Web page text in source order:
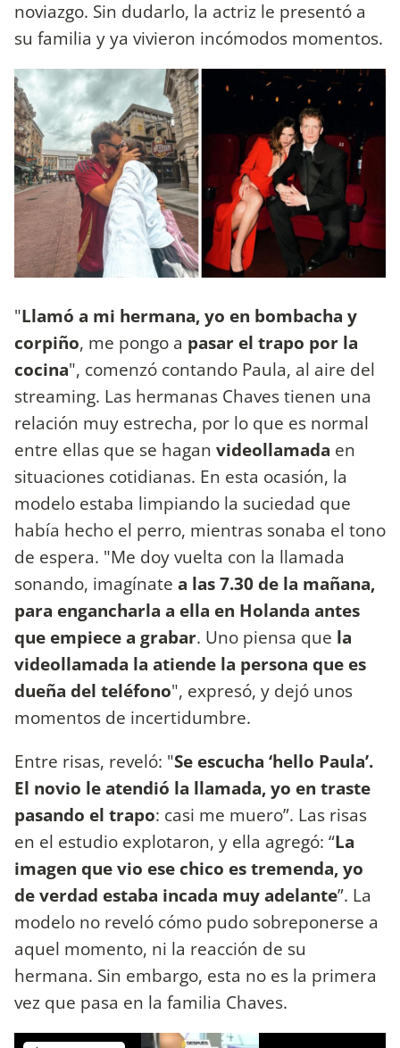
noviazgo. Sin dudarlo, la actriz le presentó a
su familia y ya vivieron incómodos momentos.
"Llamó a mi hermana, yo en bombacha y
corpiño, me pongo a pasar el trapo por la
cocina", comenzó contando Paula, al aire del
streaming. Las hermanas Chaves tienen una
relación muy estrecha, por lo que es normal
entre ellas que se hagan videollamada en
situaciones cotidianas. En esta ocasión, la
modelo estaba limpiando la suciedad que
había hecho el perro, mientras sonaba el tono
de espera. "Me doy vuelta con la llamada
sonando, imagínate a las 7.30 de la mañana,
para engancharla a ella en Holanda antes
que empiece a grabar. Uno piensa que la
videollamada la atiende la persona que es
dueña del teléfono", expresó, y dejó unos
momentos de incertidumbre.
Entre risas, reveló: "Se escucha ‘hello Paula’.
El novio le atendió la llamada, yo en traste
pasando el trapo: casi me muero”. Las risas
en el estudio explotaron, y ella agregó: “La
imagen que vio ese chico es tremenda, yo
de verdad estaba incada muy adelante”. La
modelo no reveló cómo pudo sobreponerse a
aquel momento, ni la reacción de su
hermana. Sin embargo, esta no es la primera
vez que pasa en la familia Chaves.